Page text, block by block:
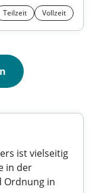
Teilzeit Vollzeit
ist vielseitig
in der
Ordnung in